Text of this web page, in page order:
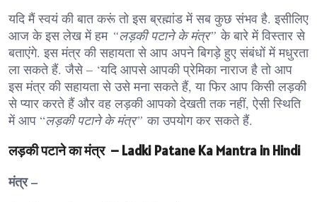
यदि मैं स्वयं की बात करूं तो इस ब्रह्मांड में सब कुछ संभव है. इसीलिए
आज के इस लेख में हम “लड़की पटाने के मंत्र”के बारे में विस्तार से
बताएंगे. इस मंत्र की सहायता से आप अपने बिगड़े हुए संबंधों में मधुरता
ला सकते हैं. जैसे – ‘यदि आपसे आपकी प्रेमिका नाराज है तो आप
इस मंत्र की सहायता से उसे मना सकते हैं, या फिर आप किसी लड़की
से प्यार करते हैं और वह लड़की आपको देखती तक नहीं, ऐसी स्थिति
में आप “लड़की पटाने के मंत्र” का उपयोग कर सकते हैं.
लड़की पटाने का मंत्र – Ladki Patane Ka Mantra in Hindi
मंत्र –